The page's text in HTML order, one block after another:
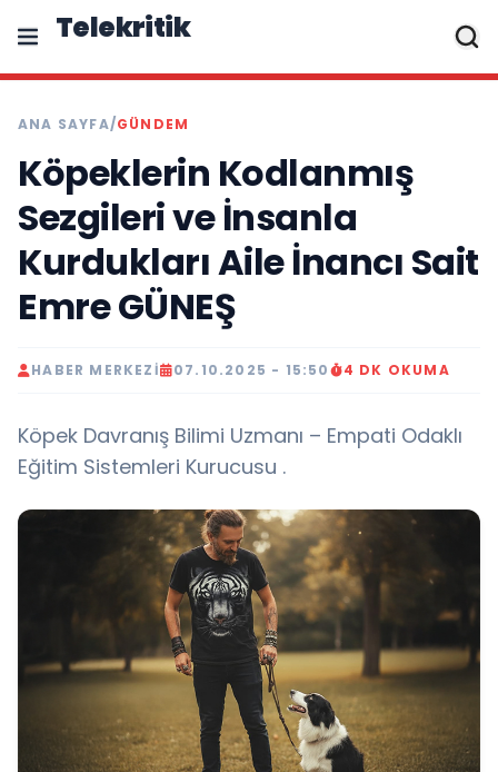
Telekritik
ANA SAYFA/GÜNDEM
Köpeklerin Kodlanmış
Sezgileri ve İnsanla
Kurdukları Aile İnancı Sait
Emre GÜNEŞ
HABER MERKEZI 07.10.2025 - 15:50 4 DK OKUMA
Köpek Davranış Bilimi Uzmanı – Empati Odaklı
Eğitim Sistemleri Kurucusu .